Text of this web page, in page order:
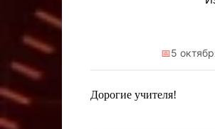
📅5
Дорогие учителя!